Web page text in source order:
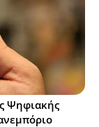
Ψηφιακής